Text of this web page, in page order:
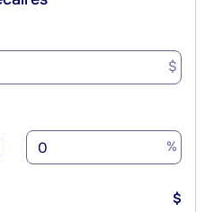
$
%
$